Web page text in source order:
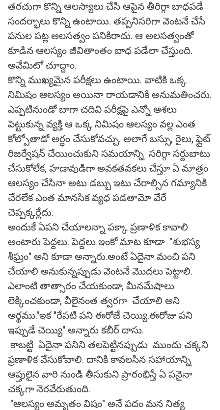
తరచుగా కొన్ని ఆలస్యాలు చేసి ఆపైన తీరిగ్గా బాధపడే
సందర్భాలు కొన్ని ఉంటాయి. తప్పనిసరిగా వెంటనే చేసే
పనుల పట్ల అలసత్వం పనికిరాదు. ఆ అలసత్వంతో
కూడిన ఆలస్యం జీవితాంతం బాధ పడేలా చేస్తుంది.
అవేమిటో చూద్దాం.
కొన్ని ముఖ్యమైన పరీక్షలు ఉంటాయి. వాటికి ఒక్క
నిమిషం ఆలస్యం అయినా రాయడానికి అనుమతించరు.
ఎప్పటినుండో బాగా చదివి పరీక్షపై ఎన్నో ఆశలు
పెట్టుకున్న వ్యక్తి ఆ ఒక్క నిమిషం ఆలస్యం వల్ల ఎంత
కోల్పోతాడో అర్థం చేసుకోవచ్చు. అలాగే బస్సు, రైలు, ఫ్లైట్
రిజర్వేషన్ చేయించుకుని సమయాన్ని సరిగ్గా సర్దుబాటు
చేసుకోలేక, హడావుడిగా అవకతవకలు చేస్తూ ఏ మాత్రం
ఆలస్యం చేసినా అటు డబ్బు ఇటు చేరాల్సిన గమ్యానికి
చేరలేక ఎంత మానసిక వ్యధ పడతామో వేరే
చెప్పక్కర్లేదు.
అందుకే ఏపని చేయాలన్నా పక్కా ప్రణాళిక కావాలి
అంటారు పెద్దలు. పెద్దలు ఇంకో మాట కూడా "శుభస్య
శీఘ్రం" అని కూడా అన్నారు.అంటే ఏదైనా మంచి పని
చేయాలి అనుకున్నప్పుడు వెంటనే మొదలు పెట్టాలి.
ఎలాంటి తాత్సారం చేయకుండా, మీనమేషాలు
లెక్కించకుండా, వీలైనంత త్వరగా చేయాలి అని
అర్థము."ఇక "రేపటి పని ఈరోజే చెయ్యి.ఈరోజు పని
ఇప్పుడే చెయ్యి" అన్నారు కబీర్ దాసు.
కాబట్టి ఏదైనా పనిని తలపెట్టినప్పుడు ముందు చక్కని
ప్రణాళిక వేసుకోవాలి. దానికి కావలసిన సహాయాన్ని
ఆప్తులైన వారి నుండి తీసుకుని ప్రారంభిస్తే ఏ పనైనా
చక్కగా నెరవేరుతుంది.
"ఆలస్యం అమృతం విషం" అనే పదం మన నిత్య